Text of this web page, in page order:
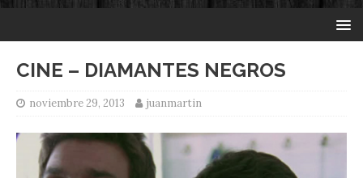
CINE – DIAMANTES NEGROS
noviembre 29, 2013 juanmartin